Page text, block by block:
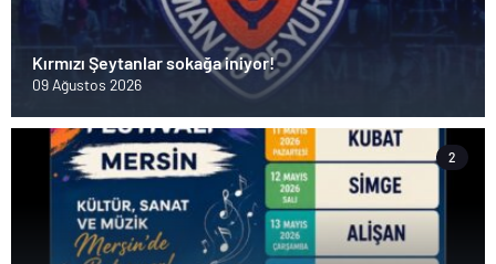
Kırmızı Şeytanlar sokağa iniyor!
09 Ağustos 2026
2